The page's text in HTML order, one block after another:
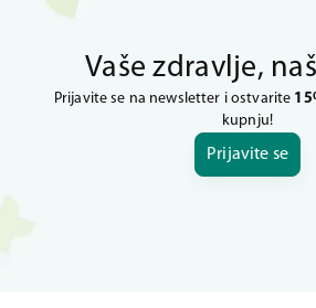
Vaše zdravlje,
Prijavite se na newsletter i ostvarite
kupnju!
Prijavite se